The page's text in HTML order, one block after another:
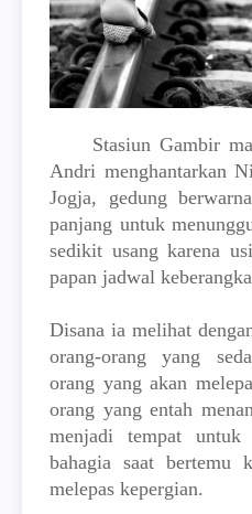
Stasiun Gambir
Andri menghantarkan
Jogja, gedung
panjang untuk
sedikit usang karena
papan jadwal
Disana ia melihat
orang-orang yang
orang yang akan
orang yang entah
menjadi tempat untuk
bahagia saat bertemu
melepas kepergian.